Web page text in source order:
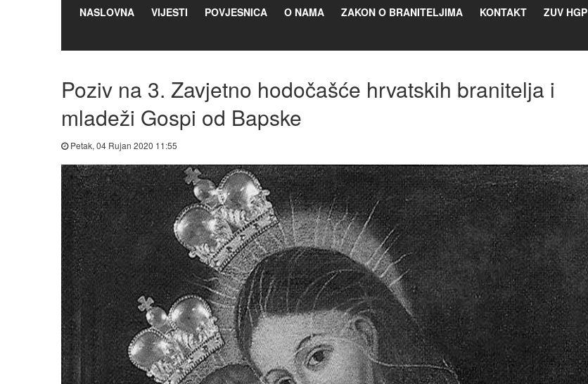
NASLOVNA VIJESTI POVJESNICA O NAMA ZAKON O BRANITELJIMA KONTAKT ZUV HGP
Poziv na 3. Zavjetno hodočašće hrvatskih branitelja i
mladeži Gospi od Bapske
Petak, 04 Rujan 2020 11:55